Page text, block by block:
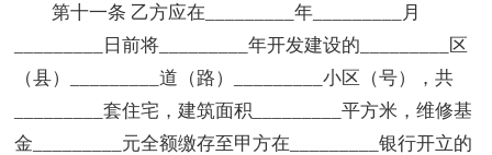
第十一条 乙方应在_________年_________月
_________日前将_________年开发建设的_________区
（县）_________道（路）_________小区（号），共
_________套住宅，建筑面积_________平方米，维修基
金_________元全额缴存至甲方在_________银行开立的